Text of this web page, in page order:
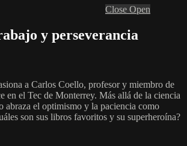
Close Open
y perseverancia
a Carlos Coello, profesor y miembro de
en el Tec de Monterrey. Más allá de la ciencia
abraza el optimismo y la paciencia como
son sus libros favoritos y su superheroína?